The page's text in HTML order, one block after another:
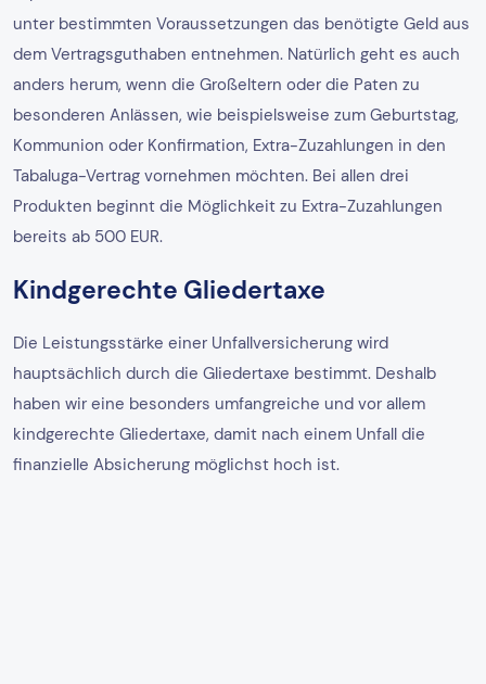
unter bestimmten Voraussetzungen das benötigte Geld aus
dem Vertragsguthaben entnehmen. Natürlich geht es auch
anders herum, wenn die Großeltern oder die Paten zu
besonderen Anlässen, wie beispielsweise zum Geburtstag,
Kommunion oder Konfirmation, Extra-Zuzahlungen in den
Tabaluga-Vertrag vornehmen möchten. Bei allen drei
Produkten beginnt die Möglichkeit zu Extra-Zuzahlungen
bereits ab 500 EUR.
Kindgerechte Gliedertaxe
Die Leistungsstärke einer Unfallversicherung wird
hauptsächlich durch die Gliedertaxe bestimmt. Deshalb
haben wir eine besonders umfangreiche und vor allem
kindgerechte Gliedertaxe, damit nach einem Unfall die
finanzielle Absicherung möglichst hoch ist.